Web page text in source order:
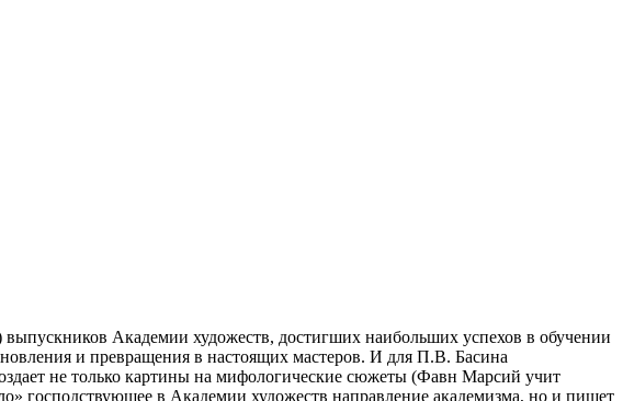
Академии художеств, достигших наибольших успехов в обучении
и превращения в настоящих мастеров. И для П.В. Басина
не только картины на мифологические сюжеты (Фавн Марсий учит
господствующее в Академии художеств направление академизма, но и пишет